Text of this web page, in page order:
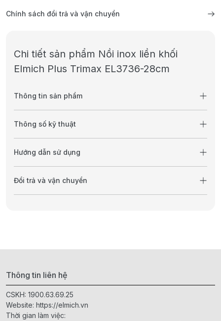
Chính sách đổi trả và vận chuyển
Chi tiết sản phẩm Nồi inox liền khối
Elmich Plus Trimax EL3736-28cm
Thông tin sản phẩm
Thông số kỹ thuật
Hướng dẫn sử dụng
Đổi trả và vận chuyển
Thông tin liên hệ
CSKH: 1900.63.69.25
Website: https://elmich.vn
Thời gian làm việc: